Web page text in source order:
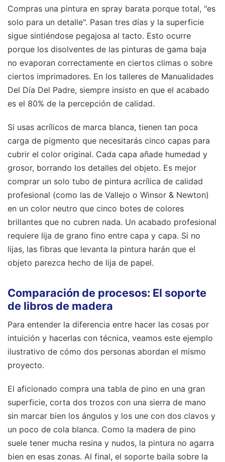
Compras una pintura en spray barata porque total, "es
solo para un detalle". Pasan tres días y la superficie
sigue sintiéndose pegajosa al tacto. Esto ocurre
porque los disolventes de las pinturas de gama baja
no evaporan correctamente en ciertos climas o sobre
ciertos imprimadores. En los talleres de Manualidades
Del Día Del Padre, siempre insisto en que el acabado
es el 80% de la percepción de calidad.
Si usas acrílicos de marca blanca, tienen tan poca
carga de pigmento que necesitarás cinco capas para
cubrir el color original. Cada capa añade humedad y
grosor, borrando los detalles del objeto. Es mejor
comprar un solo tubo de pintura acrílica de calidad
profesional (como las de Vallejo o Winsor & Newton)
en un color neutro que cinco botes de colores
brillantes que no cubren nada. Un acabado profesional
requiere lija de grano fino entre capa y capa. Si no
lijas, las fibras que levanta la pintura harán que el
objeto parezca hecho de lija de papel.
Comparación de procesos: El soporte
de libros de madera
Para entender la diferencia entre hacer las cosas por
intuición y hacerlas con técnica, veamos este ejemplo
ilustrativo de cómo dos personas abordan el mismo
proyecto.
El aficionado compra una tabla de pino en una gran
superficie, corta dos trozos con una sierra de mano
sin marcar bien los ángulos y los une con dos clavos y
un poco de cola blanca. Como la madera de pino
suele tener mucha resina y nudos, la pintura no agarra
bien en esas zonas. Al final, el soporte baila sobre la